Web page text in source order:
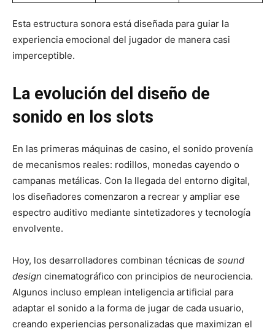
Esta estructura sonora está diseñada para guiar la
experiencia emocional del jugador de manera casi
imperceptible.
La evolución del diseño de
sonido en los slots
En las primeras máquinas de casino, el sonido provenía
de mecanismos reales: rodillos, monedas cayendo o
campanas metálicas. Con la llegada del entorno digital,
los diseñadores comenzaron a recrear y ampliar ese
espectro auditivo mediante sintetizadores y tecnología
envolvente.
Hoy, los desarrolladores combinan técnicas de sound
design cinematográfico con principios de neurociencia.
Algunos incluso emplean inteligencia artificial para
adaptar el sonido a la forma de jugar de cada usuario,
creando experiencias personalizadas que maximizan el